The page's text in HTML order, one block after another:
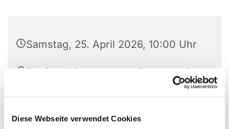
Diese Webseite verwendet Cookies
Samstag, 25. April 2026, 10:00 Uhr
Ev. Stadtkirche Unna, Kirchplatz 1,